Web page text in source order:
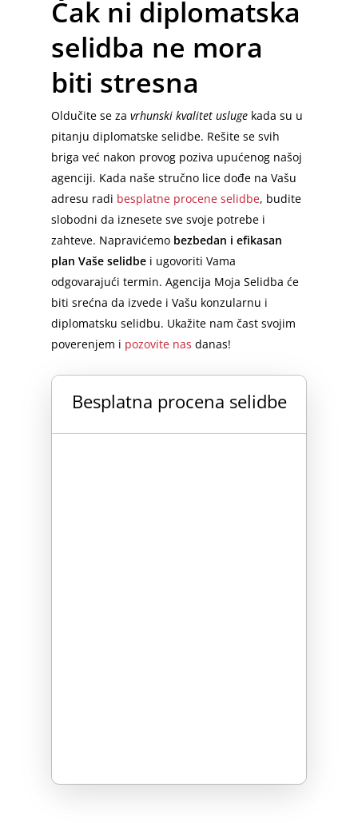
Čak ni diplomatska
selidba ne mora
biti stresna
Oldučite se za vrhunski kvalitet usluge kada su u
pitanju diplomatske selidbe. Rešite se svih
briga već nakon provog poziva upućenog našoj
agenciji. Kada naše stručno lice dođe na Vašu
adresu radi besplatne procene selidbe, budite
slobodni da iznesete sve svoje potrebe i
zahteve. Napravićemo bezbedan i efikasan
plan Vaše selidbe i ugovoriti Vama
odgovarajući termin. Agencija Moja Selidba će
biti srećna da izvede i Vašu konzularnu i
diplomatsku selidbu. Ukažite nam čast svojim
poverenjem i pozovite nas danas!
Besplatna procena selidbe
Prevoz Beč